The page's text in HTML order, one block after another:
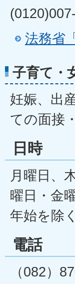
法務省
子育て・
妊娠、出
ての面接
日時
月曜日、
曜日・金
年始を除
電話
（082）